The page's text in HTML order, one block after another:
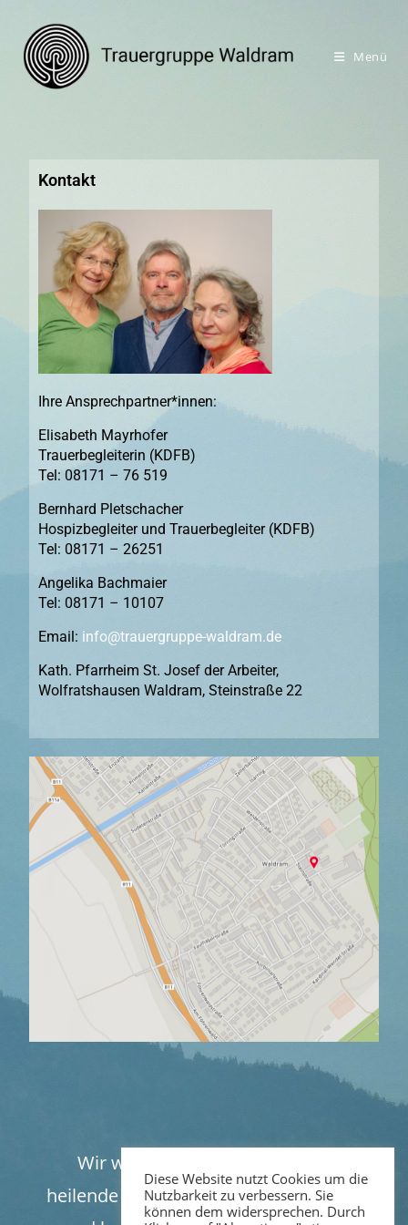
Menü
Kontakt
Ihre Ansprechpartner*innen:
Elisabeth Mayrhofer
Trauerbegleiterin (KDFB)
Tel: 08171 – 76 519
Bernhard Pletschacher
Hospizbegleiter und Trauerbegleiter (KDFB)
Tel: 08171 – 26251
Angelika Bachmaier
Tel: 08171 – 10107
Email: info@trauergruppe-waldram.de
Kath. Pfarrheim St. Josef der Arbeiter,
Wolfratshausen Waldram,Steinstraße 22
Wir wünschen Ihnen, dass Sie die
heilende Kraft der Trauer spüren können
Diese Website nutzt Cookies um die
Nutzbarkeit zu verbessern. Sie
können dem widersprechen. Durch